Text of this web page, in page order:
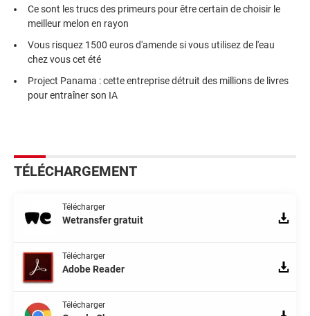
Ce sont les trucs des primeurs pour être certain de choisir le
meilleur melon en rayon
Vous risquez 1500 euros d'amende si vous utilisez de l'eau
chez vous cet été
Project Panama : cette entreprise détruit des millions de livres
pour entraîner son IA
TÉLÉCHARGEMENT
Télécharger
Wetransfer gratuit
Télécharger
Adobe Reader
Télécharger